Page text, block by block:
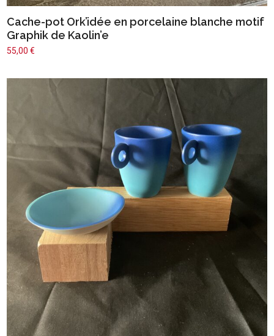
Cache-pot Ork’idée en porcelaine blanche motif
Graphik de Kaolin’e
55,00€